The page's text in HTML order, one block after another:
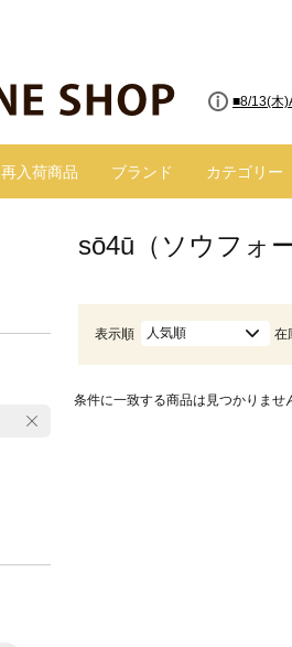
■8/13(木
再入荷商品 ブランド カテゴリー
sō4ū（ソウフォ
表示順 人気順 在
条件に一致する商品は見つかりませ